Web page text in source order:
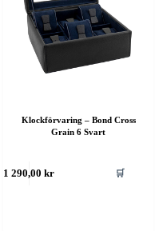
Klockförvaring – Bond Cross
Grain 6 Svart
1 290,00kr 🛒